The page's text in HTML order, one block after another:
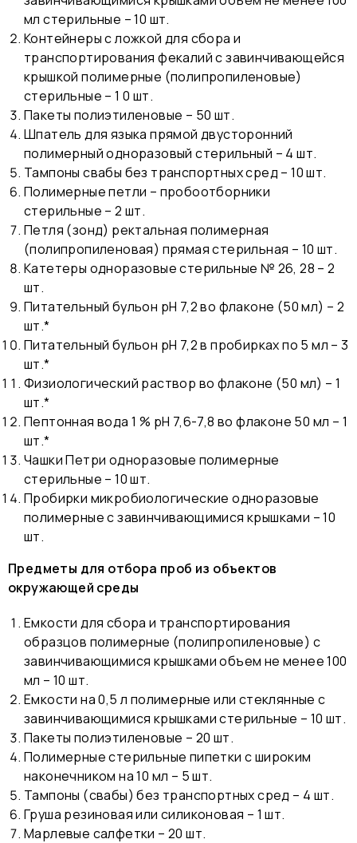
мл стерильные – 10 шт.
Контейнеры с ложкой для сбора и
транспортирования фекалий с завинчивающейся
крышкой полимерные (полипропиленовые)
стерильные – 1 0 шт.
Пакеты полиэтиленовые – 50 шт.
Шпатель для языка прямой двусторонний
полимерный одноразовый стерильный – 4 шт.
Тампоны свабы без транспортных сред – 10 шт.
Полимерные петли – пробоотборники
стерильные – 2 шт.
Петля (зонд) ректальная полимерная
(полипропиленовая) прямая стерильная – 10 шт.
Катетеры одноразовые стерильные № 26, 28 – 2
шт.
Питательный бульон рН 7,2 во флаконе (50 мл) – 2
шт.*
Питательный бульон рН 7,2 в пробирках по 5 мл – 3
шт.*
Физиологический раствор во флаконе (50 мл) – 1
шт.*
Пептонная вода 1 % рН 7,6-7,8 во флаконе 50 мл – 1
шт.*
Чашки Петри одноразовые полимерные
стерильные – 10 шт.
Пробирки микробиологические одноразовые
полимерные с завинчивающимися крышками – 10
шт.
Предметы для отбора проб из объектов
окружающей среды
Емкости для сбора и транспортирования
образцов полимерные (полипропиленовые) с
завинчивающимися крышками объем не менее 100
мл – 10 шт.
Емкости на 0,5 л полимерные или стеклянные с
завинчивающимися крышками стерильные – 10 шт.
Пакеты полиэтиленовые – 20 шт.
Полимерные стерильные пипетки с широким
наконечником на 10 мл – 5 шт.
Тампоны (свабы) без транспортных сред – 4 шт.
Груша резиновая или силиконовая – 1 шт.
Марлевые салфетки – 20 шт.